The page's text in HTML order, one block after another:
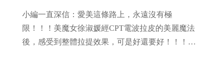
小編一直深信：愛美這條路上，永遠沒有極
限！！！美魔女徐淑媛經CPT電波拉皮的美麗魔法
後，感受到整體拉提效果，可是好還要好！！！3